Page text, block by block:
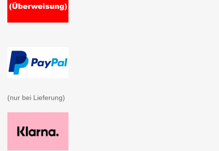
(nur bei Lieferung)